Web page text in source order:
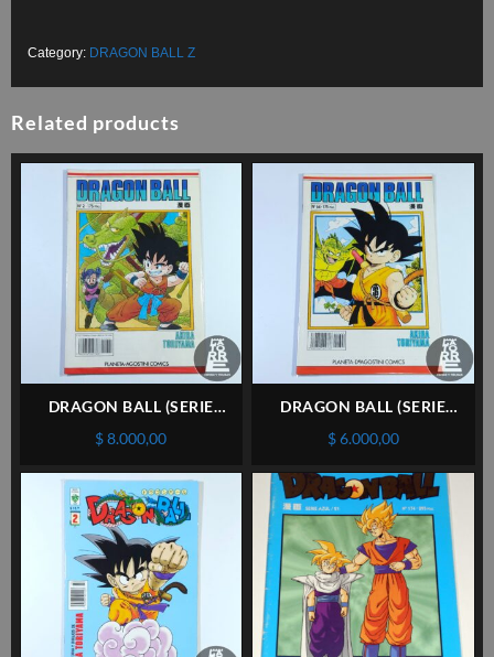
Category: DRAGON BALL Z
Related products
DRAGON BALL (SERIE
BLANCA) #2 – PLANETA –
ESPAÑOL
$8.000,00
DRAGON BALL (SERIE
BLANCA) #64 – PLANETA –
ESPAÑOL
$6.000,00